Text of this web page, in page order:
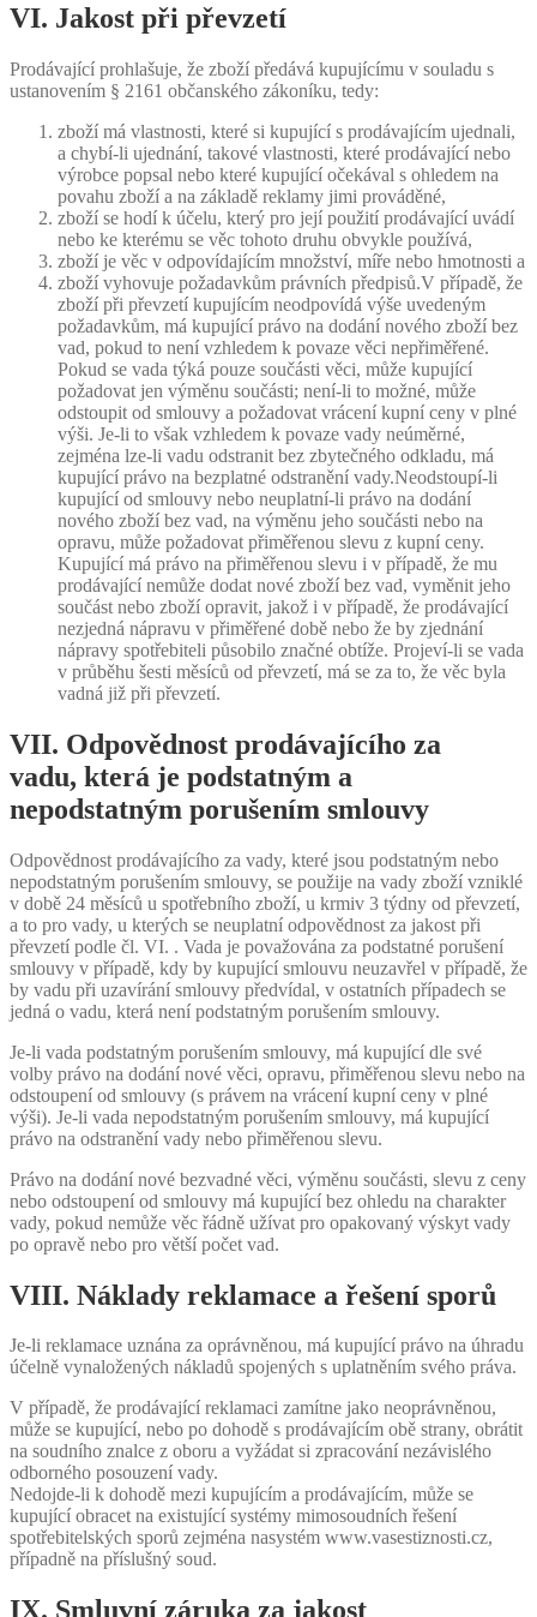
VI. Jakost při převzetí
Prodávající prohlašuje, že zboží předává kupujícímu v souladu s
ustanovením § 2161 občanského zákoníku, tedy:
zboží má vlastnosti, které si kupující s prodávajícím ujednali,
a chybí-li ujednání, takové vlastnosti, které prodávající nebo
výrobce popsal nebo které kupující očekával s ohledem na
povahu zboží a na základě reklamy jimi prováděné,
zboží se hodí k účelu, který pro její použití prodávající uvádí
nebo ke kterému se věc tohoto druhu obvykle používá,
zboží je věc v odpovídajícím množství, míře nebo hmotnosti a
zboží vyhovuje požadavkům právních předpisů.V případě, že
zboží při převzetí kupujícím neodpovídá výše uvedeným
požadavkům, má kupující právo na dodání nového zboží bez
vad, pokud to není vzhledem k povaze věci nepřiměřené.
Pokud se vada týká pouze součásti věci, může kupující
požadovat jen výměnu součásti; není-li to možné, může
odstoupit od smlouvy a požadovat vrácení kupní ceny v plné
výši. Je-li to však vzhledem k povaze vady neúměrné,
zejména lze-li vadu odstranit bez zbytečného odkladu, má
kupující právo na bezplatné odstranění vady.Neodstoupí-li
kupující od smlouvy nebo neuplatní-li právo na dodání
nového zboží bez vad, na výměnu jeho součásti nebo na
opravu, může požadovat přiměřenou slevu z kupní ceny.
Kupující má právo na přiměřenou slevu i v případě, že mu
prodávající nemůže dodat nové zboží bez vad, vyměnit jeho
součást nebo zboží opravit, jakož i v případě, že prodávající
nezjedná nápravu v přiměřené době nebo že by zjednání
nápravy spotřebiteli působilo značné obtíže. Projeví-li se vada
v průběhu šesti měsíců od převzetí, má se za to, že věc byla
vadná již při převzetí.
VII. Odpovědnost prodávajícího za
vadu, která je podstatným a
nepodstatným porušením smlouvy
Odpovědnost prodávajícího za vady, které jsou podstatným nebo
nepodstatným porušením smlouvy, se použije na vady zboží vzniklé
v době 24 měsíců u spotřebního zboží, u krmiv 3 týdny od převzetí,
a to pro vady, u kterých se neuplatní odpovědnost za jakost při
převzetí podle čl. VI. . Vada je považována za podstatné porušení
smlouvy v případě, kdy by kupující smlouvu neuzavřel v případě, že
by vadu při uzavírání smlouvy předvídal, v ostatních případech se
jedná o vadu, která není podstatným porušením smlouvy.
Je-li vada podstatným porušením smlouvy, má kupující dle své
volby právo na dodání nové věci, opravu, přiměřenou slevu nebo na
odstoupení od smlouvy (s právem na vrácení kupní ceny v plné
výši). Je-li vada nepodstatným porušením smlouvy, má kupující
právo na odstranění vady nebo přiměřenou slevu.
Právo na dodání nové bezvadné věci, výměnu součásti, slevu z ceny
nebo odstoupení od smlouvy má kupující bez ohledu na charakter
vady, pokud nemůže věc řádně užívat pro opakovaný výskyt vady
po opravě nebo pro větší počet vad.
VIII. Náklady reklamace a řešení sporů
Je-li reklamace uznána za oprávněnou, má kupující právo na úhradu
účelně vynaložených nákladů spojených s uplatněním svého práva.
V případě, že prodávající reklamaci zamítne jako neoprávněnou,
může se kupující, nebo po dohodě s prodávajícím obě strany, obrátit
na soudního znalce z oboru a vyžádat si zpracování nezávislého
odborného posouzení vady.
Nedojde-li k dohodě mezi kupujícím a prodávajícím, může se
kupující obracet na existující systémy mimosoudních řešení
spotřebitelských sporů zejména nasystém www.vasestiznosti.cz,
případně na příslušný soud.
IX. Smluvní záruka za jakost